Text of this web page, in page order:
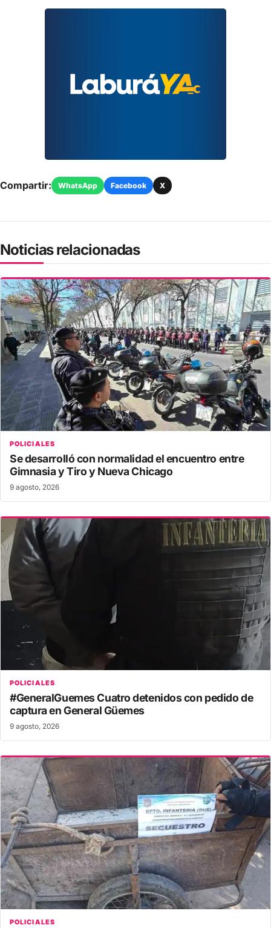
Compartir: WhatsApp Facebook X
Noticias relacionadas
POLICIALES
Se desarrolló con normalidad el encuentro entre
Gimnasia y Tiro y Nueva Chicago
9 agosto, 2026
POLICIALES
#GeneralGuemes Cuatro detenidos con pedido de
captura en General Güemes
9 agosto, 2026
POLICIALES